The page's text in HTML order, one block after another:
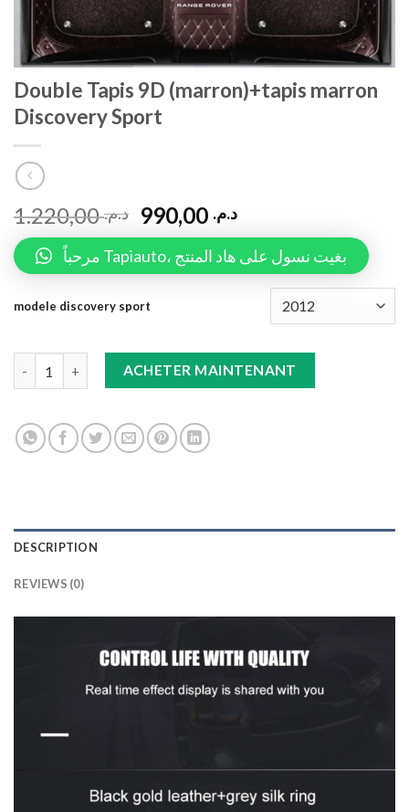
Double Tapis 9D (marron)+tapis marron
Discovery Sport
د.م.1.220,00 د.م.
مرحباً Tapiauto، بغيت نسول على هاد المنتج
modele discovery sport
Double Tapis 9D (marron)+tapis marron Discovery Sport
ACHETER MAINTENANT
DESCRIPTION
REVIEWS (0)